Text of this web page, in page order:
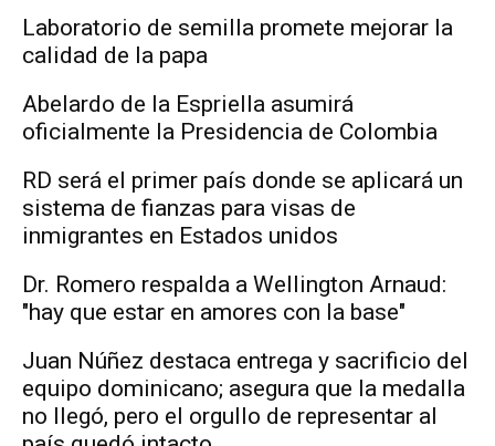
Laboratorio de semilla promete mejorar la
calidad de la papa
Abelardo de la Espriella asumirá
oficialmente la Presidencia de Colombia
RD será el primer país donde se aplicará un
sistema de fianzas para visas de
inmigrantes en Estados unidos
Dr. Romero respalda a Wellington Arnaud:
"hay que estar en amores con la base"
Juan Núñez destaca entrega y sacrificio del
equipo dominicano; asegura que la medalla
no llegó, pero el orgullo de representar al